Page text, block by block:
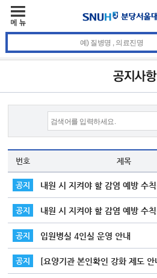
공지사항
번호 제목
공지
공지
공지 입원병실 4인실 운영 안내
공지